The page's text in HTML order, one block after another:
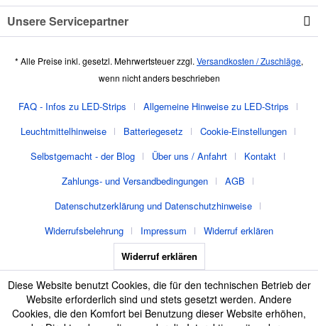
Unsere Servicepartner
* Alle Preise inkl. gesetzl. Mehrwertsteuer zzgl. Versandkosten / Zuschläge,
wenn nicht anders beschrieben
FAQ - Infos zu LED-Strips
Allgemeine Hinweise zu LED-Strips
Leuchtmittelhinweise
Batteriegesetz
Cookie-Einstellungen
Selbstgemacht - der Blog
Über uns / Anfahrt
Kontakt
Zahlungs- und Versandbedingungen
AGB
Datenschutzerklärung und Datenschutzhinweise
Widerrufsbelehrung
Impressum
Widerruf erklären
Widerruf erklären
Diese Website benutzt Cookies, die für den technischen Betrieb der
Website erforderlich sind und stets gesetzt werden. Andere
Cookies, die den Komfort bei Benutzung dieser Website erhöhen,